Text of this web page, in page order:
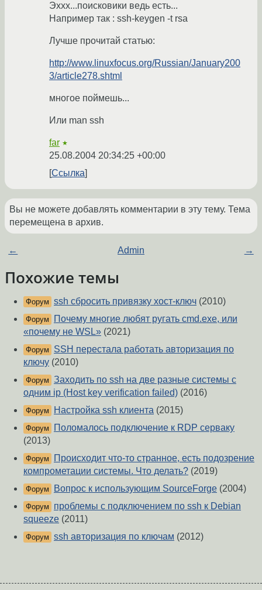
Эххх...поисковики ведь есть...
Например так : ssh-keygen -t rsa
Лучше прочитай статью:
http://www.linuxfocus.org/Russian/January200
3/article278.shtml
многое поймешь...
Или man ssh
far ★
25.08.2004 20:34:25 +00:00
Ссылка
Вы не можете добавлять комментарии в эту тему. Тема
перемещена в архив.
← Admin →
Похожие темы
Форум ssh сбросить привязку хост-ключ (2010)
Форум
Почему многие любят ругать cmd.exe, или
«почему не WSL» (2021)
Форум
SSH перестала работать авторизация по
ключу (2010)
Форум Заходить по ssh на две разные системы с
одним ip (Host key verification failed) (2016)
Форум Настройка ssh клиента (2015)
Форум
Поломалось подключение к RDP серваку
(2013)
Форум
Происходит что-то странное, есть подозрение
компрометации системы. Что делать? (2019)
Форум Вопрос к использующим SourceForge (2004)
Форум
проблемы c подключением по ssh к Debian
squeeze (2011)
Форум ssh авторизация по ключам (2012)